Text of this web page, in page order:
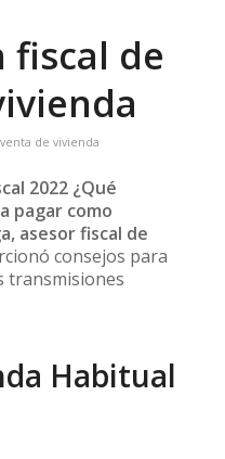
fiscal de
de vivienda
2022 ¿Qué
pagar como
asesor fiscal de
consejos para
transmisiones
Habitual